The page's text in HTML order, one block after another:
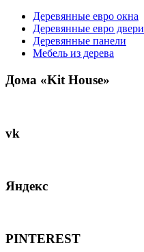
Деревянные евро окна
Деревянные евро двери
Деревянные панели
Мебель из дерева
Дома «Kit House»
vk
Яндекс
PINTEREST